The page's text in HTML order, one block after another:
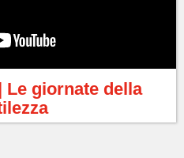
giornate della